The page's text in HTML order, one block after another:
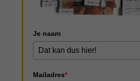
Je naam
Mailadres*